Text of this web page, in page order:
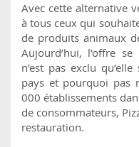
Avec cette alternative
à tous ceux qui
de produits animaux
Aujourd’hui, l’offre
n’est pas exclu
pays et pourquoi pas
000 établissements
de consommateurs,
restauration.